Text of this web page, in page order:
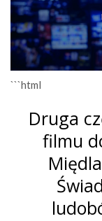
```html
Druga
filmu